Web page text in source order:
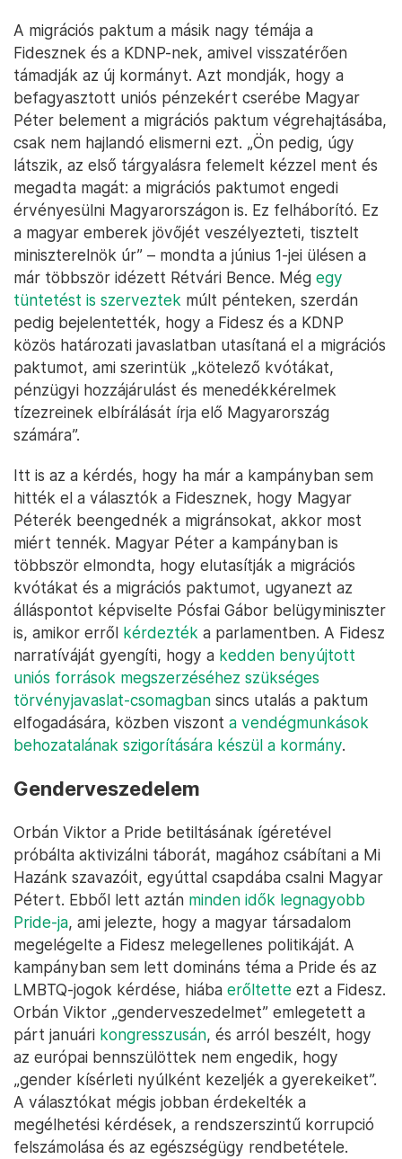
A migrációs paktum a másik nagy témája a
Fidesznek és a KDNP-nek, amivel visszatérően
támadják az új kormányt. Azt mondják, hogy a
befagyasztott uniós pénzekért cserébe Magyar
Péter belement a migrációs paktum végrehajtásába,
csak nem hajlandó elismerni ezt. „Ön pedig, úgy
látszik, az első tárgyalásra felemelt kézzel ment és
megadta magát: a migrációs paktumot engedi
érvényesülni Magyarországon is. Ez felháborító. Ez
a magyar emberek jövőjét veszélyezteti, tisztelt
miniszterelnök úr” – mondta a június 1-jei ülésen a
már többször idézett Rétvári Bence. Még egy
tüntetést is szerveztek múlt pénteken, szerdán
pedig bejelentették, hogy a Fidesz és a KDNP
közös határozati javaslatban utasítaná el a migrációs
paktumot, ami szerintük „kötelező kvótákat,
pénzügyi hozzájárulást és menedékkérelmek
tízezreinek elbírálását írja elő Magyarország
számára”.
Itt is az a kérdés, hogy ha már a kampányban sem
hitték el a választók a Fidesznek, hogy Magyar
Péterék beengednék a migránsokat, akkor most
miért tennék. Magyar Péter a kampányban is
többször elmondta, hogy elutasítják a migrációs
kvótákat és a migrációs paktumot, ugyanezt az
álláspontot képviselte Pósfai Gábor belügyminiszter
is, amikor erről kérdezték a parlamentben. A Fidesz
narratíváját gyengíti, hogy a kedden benyújtott
uniós források megszerzéséhez szükséges
törvényjavaslat-csomagban sincs utalás a paktum
elfogadására, közben viszont a vendégmunkások
behozatalának szigorítására készül a kormány.
Genderveszedelem
Orbán Viktor a Pride betiltásának ígéretével
próbálta aktivizálni táborát, magához csábítani a Mi
Hazánk szavazóit, egyúttal csapdába csalni Magyar
Pétert. Ebből lett aztán minden idők legnagyobb
Pride-ja, ami jelezte, hogy a magyar társadalom
megelégelte a Fidesz melegellenes politikáját. A
kampányban sem lett domináns téma a Pride és az
LMBTQ-jogok kérdése, hiába erőltette ezt a Fidesz.
Orbán Viktor „genderveszedelmet” emlegetett a
párt januári kongresszusán, és arról beszélt, hogy
az európai bennszülöttek nem engedik, hogy
„gender kísérleti nyúlként kezeljék a gyerekeiket”.
A választókat mégis jobban érdekelték a
megélhetési kérdések, a rendszerszintű korrupció
felszámolása és az egészségügy rendbetétele.